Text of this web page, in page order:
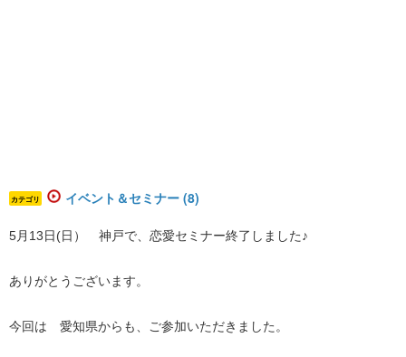
カテゴリ イベント＆セミナー (8)
5月13日(日） 神戸で、恋愛セミナー終了しました♪
ありがとうございます。
今回は 愛知県からも、ご参加いただきました。